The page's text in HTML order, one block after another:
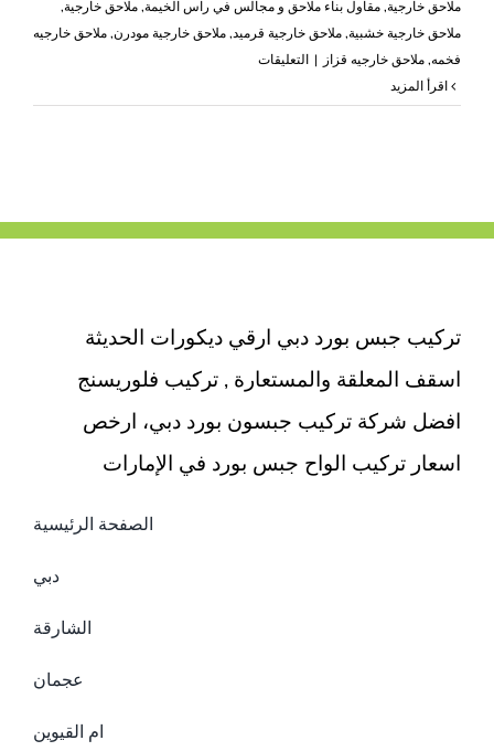
ملاحق خارجية, مقاول بناء ملاحق و مجالس في راس الخيمة, ملاحق خارجية,
ملاحق خارجية خشبية, ملاحق خارجية قرميد , ملاحق خارجية مودرن, ملاحق خارجيه
فخمه, ملاحق خارجيه قزاز | التعليقاتعلى
ملاحق
مغلقة
تركيب جبس بورد دبي ارقي ديكورات الحديثة
اسقف المعلقة والمستعارة , تركيب فلوريسنج
افضل شركة تركيب جبسون بورد دبي، ارخص
اسعار تركيب الواح جبس بورد في الإمارات
الصفحة الرئيسية
دبي
الشارقة
عجمان
ام القيوين